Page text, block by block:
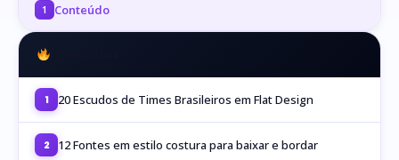
1 Conteúdo
1 20 Escudos de Times Brasileiros em Flat Design
2 12 Fontes em estilo costura para baixar e bordar